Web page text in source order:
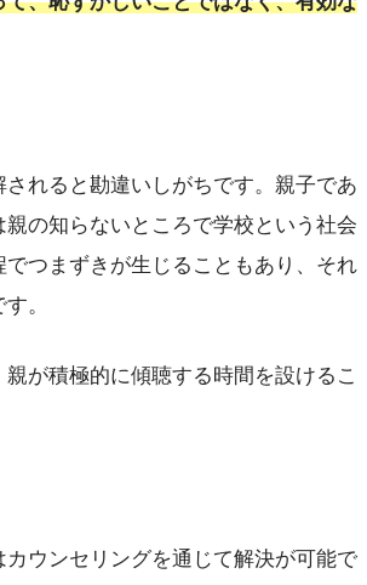
れると勘違いしがちです。親子であ
の知らないところで学校という社会
つまずきが生じることもあり、それ
。
が積極的に傾聴する時間を設けるこ
ウンセリングを通じて解決が可能で